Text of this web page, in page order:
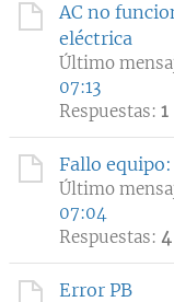
AC no
eléctrica
Último
07:13
Respuestas: 1
Fallo
Último
07:04
Respuestas: 4
Error PB